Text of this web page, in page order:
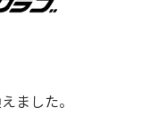
ました。